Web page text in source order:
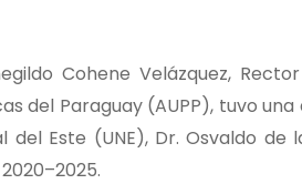
Cohene Velázquez,
del Paraguay (AUPP), tuvo
del Este (UNE), Dr. Osvaldo